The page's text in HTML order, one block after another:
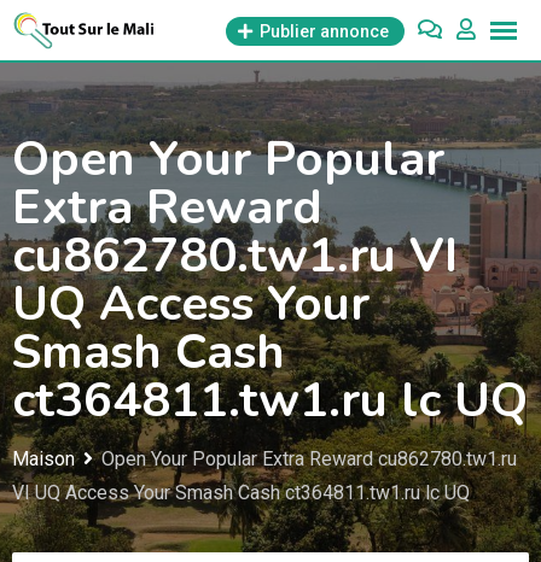
Aller
contenu
Publier annonce
Open Your Popular
Extra Reward
cu862780.tw1.ru VI
UQ Access Your
Smash Cash
ct364811.tw1.ru lc UQ
Maison
Open Your Popular Extra Reward cu862780.tw1.ru
VI UQ Access Your Smash Cash ct364811.tw1.ru lc UQ